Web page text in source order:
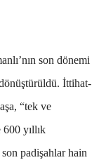
ı’nın son dönemi
üştürüldü. İttihat-
şa, “tek ve
600 yıllık
padişahlar hain